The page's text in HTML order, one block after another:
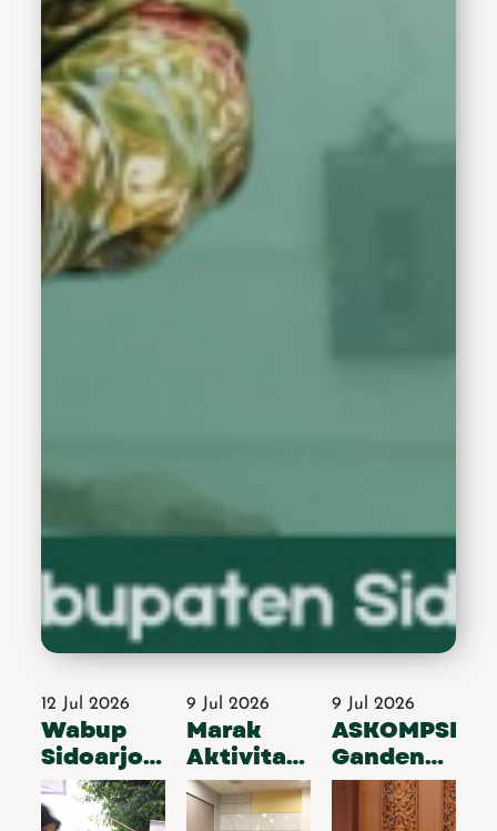
melupakan peran penting
orang tua. Dia
mengapresiasi para orang
tua yang menyempatkan
diri mengantar putra-
putrinya masuk ke sekolah
di hari pertama. Karena
itu sebagai bentuk
dukungan moral yang luar
biasa. "Kehadiran orang
tua adalah sumber
keberanian dan rasa
percaya diri yang akan
selalu dikenang oleh
demi mencapai cita-cita.
di tangan kalian,”
pungkasnya memotivasi.
(mas) .&nbsp;&nbsp;
12 Jul 2026
Wabup
Sidoarjo
Apresiasi
Komunitas
9 Jul 2026
Marak
Aktivitas
Hiburan
Ilegal,
9 Jul 2026
ASKOMPSI
Gandeng
Perusahaan
Siber Asal